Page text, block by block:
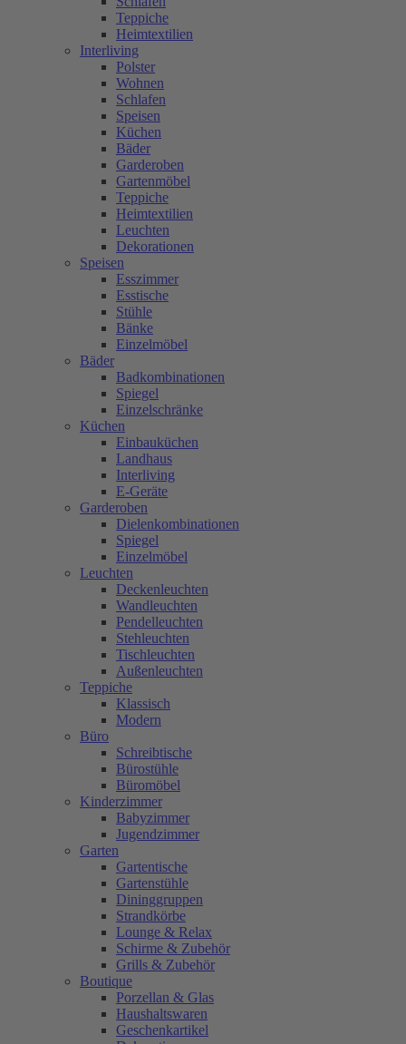
Teppiche
Heimtextilien
Interliving
Polster
Wohnen
Schlafen
Speisen
Küchen
Bäder
Garderoben
Gartenmöbel
Teppiche
Heimtextilien
Leuchten
Dekorationen
Speisen
Esszimmer
Esstische
Stühle
Bänke
Einzelmöbel
Bäder
Badkombinationen
Spiegel
Einzelschränke
Küchen
Einbauküchen
Landhaus
Interliving
E-Geräte
Garderoben
Dielenkombinationen
Spiegel
Einzelmöbel
Leuchten
Deckenleuchten
Wandleuchten
Pendelleuchten
Stehleuchten
Tischleuchten
Außenleuchten
Teppiche
Klassisch
Modern
Büro
Schreibtische
Bürostühle
Büromöbel
Kinderzimmer
Babyzimmer
Jugendzimmer
Garten
Gartentische
Gartenstühle
Dininggruppen
Strandkörbe
Lounge & Relax
Schirme & Zubehör
Grills & Zubehör
Boutique
Porzellan & Glas
Haushaltswaren
Geschenkartikel